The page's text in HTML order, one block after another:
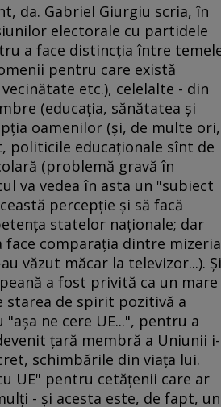
da. Gabriel Giurgiu scria, în
electorale cu partidele
a face distincţia între
pentru care există
etc.), celelalte - din
(educaţia, sănătatea şi
oamenilor (şi, de multe ori,
politicile educaţionale sînt de
(problemă gravă în
va vedea în asta un "subiect
percepţie şi să facă
statelor naţionale; dar
comparaţia dintre mizeria
văzut măcar la televizor...).
a fost privită ca un mare
de spirit pozitivă a
ne cere UE...", pentru a
ţară membră a Uniunii i-
schimbările din viaţa lui.
UE" pentru cetăţenii care ar
- şi acesta este, de fapt, un